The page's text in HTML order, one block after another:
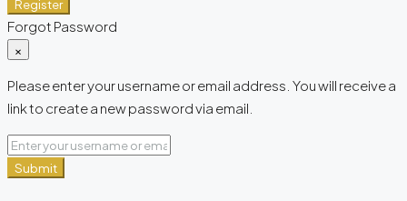
Register
Forgot Password
×
Please enter your username or email address. You will receive a
link to create a new password via email.
Submit